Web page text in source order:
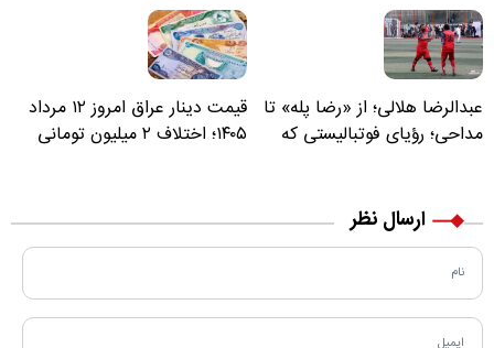
عبدالرضا هلالی؛ از «رضا پله» تا
مداحی؛ رؤیای فوتبالیستی که
قیمت دینار عراق امروز ۱۲ مرداد
۱۴۰۵؛ اختلاف ۲ میلیون تومانی
ارسال نظر